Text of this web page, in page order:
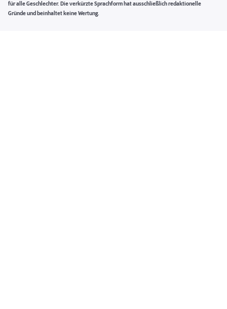
für alle Geschlechter. Die verkürzte Sprachform hat ausschließlich redaktionelle
Gründe und beinhaltet keine Wertung.